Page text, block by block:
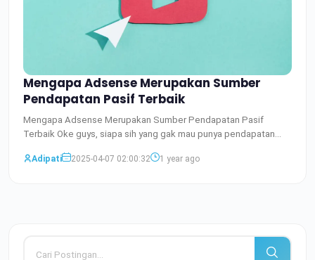
Mengapa Adsense Merupakan Sumber
Pendapatan Pasif Terbaik
Mengapa Adsense Merupakan Sumber Pendapatan Pasif
Terbaik Oke guys, siapa sih yang gak mau punya pendapatan
Adipati
2025-04-07 02:00:32 1 year ago